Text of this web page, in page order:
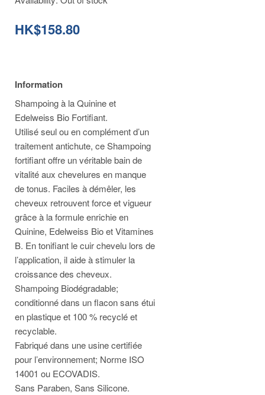
HK$158.80
Information
Shampoing à la Quinine et
Edelweiss Bio Fortifiant.
Utilisé seul ou en complément d’un
traitement antichute, ce Shampoing
fortifiant offre un véritable bain de
vitalité aux chevelures en manque
de tonus. Faciles à démêler, les
cheveux retrouvent force et vigueur
grâce à la formule enrichie en
Quinine, Edelweiss Bio et Vitamines
B. En tonifiant le cuir chevelu lors de
l’application, il aide à stimuler la
croissance des cheveux.
Shampoing Biodégradable;
conditionné dans un flacon sans étui
en plastique et 100 % recyclé et
recyclable.
Fabriqué dans une usine certifiée
pour l’environnement; Norme ISO
14001 ou ECOVADIS.
Sans Paraben, Sans Silicone.